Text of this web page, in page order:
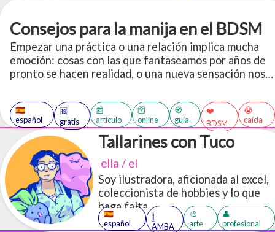
Consejos para la manija en el BDSM
Empezar una práctica o una relación implica mucha
emoción: cosas con las que fantaseamos por años de
pronto se hacen realidad, o una nueva sensación nos
maquinando por semanas. Por esto quería dejar un
breve texto con ideas, cosas para pensar y tips de
cómo afrontarlo.
🇪🇸
español
🆓
gratis
📰
artículo
🛜
online
🧭
guía
❤️
BDSM
😭
caída
Tallarines con Tuco
ella / el
Soy ilustradora, aficionada al excel,
coleccionista de hobbies y lo que
haga falta
🇪🇸
español
𓉶
AMBA
🎨
arte
👤
profesional